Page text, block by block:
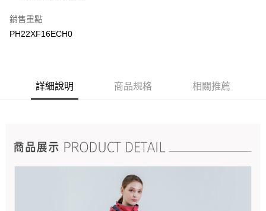
每筆NT$90，滿NT$899(含以上)免運費
銷售重點
PH22XF16ECH0
詳細說明 商品規格 相關推薦